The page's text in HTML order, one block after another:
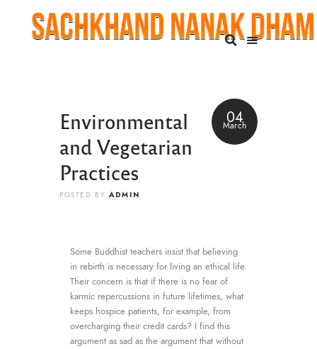
04
March
Environmental
and Vegetarian
Practices
POSTED BYADMIN
Some Buddhist teachers insist that believing
in rebirth is necessary for living an ethical life.
Their concern is that if there is no fear of
karmic repercussions in future lifetimes, what
keeps hospice patients, for example, from
overcharging their credit cards? I find this
argument as sad as the argument that without